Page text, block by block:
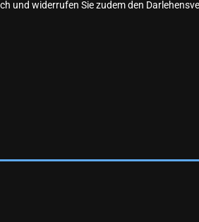
und widerrufen Sie zudem den